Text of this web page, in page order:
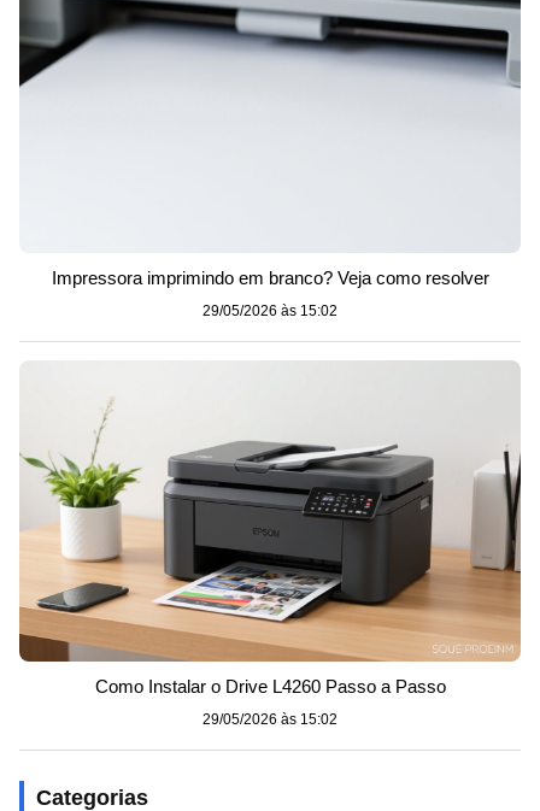
Impressora imprimindo em branco? Veja como resolver
29/05/2026 às 15:02
Como Instalar o Drive L4260 Passo a Passo
29/05/2026 às 15:02
Categorias